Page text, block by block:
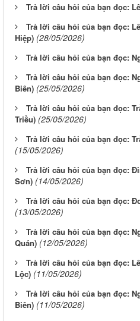
Trả lời câu hỏi của bạn đọc:
Trả lời câu hỏi của bạn đọc:
Hiệp) (28/05/2026)
Trả lời câu hỏi của bạn đọc:
Trả lời câu hỏi của bạn đọc:
Biên) (25/05/2026)
Trả lời câu hỏi của bạn đọc:
Triều) (25/05/2026)
Trả lời câu hỏi của bạn đọc:
(15/05/2026)
Trả lời câu hỏi của bạn đọc:
Sơn) (14/05/2026)
Trả lời câu hỏi của bạn đọc:
(13/05/2026)
Trả lời câu hỏi của bạn đọc:
Quán) (12/05/2026)
Trả lời câu hỏi của bạn đọc:
Lộc) (11/05/2026)
Trả lời câu hỏi của bạn đọc:
Biên) (11/05/2026)